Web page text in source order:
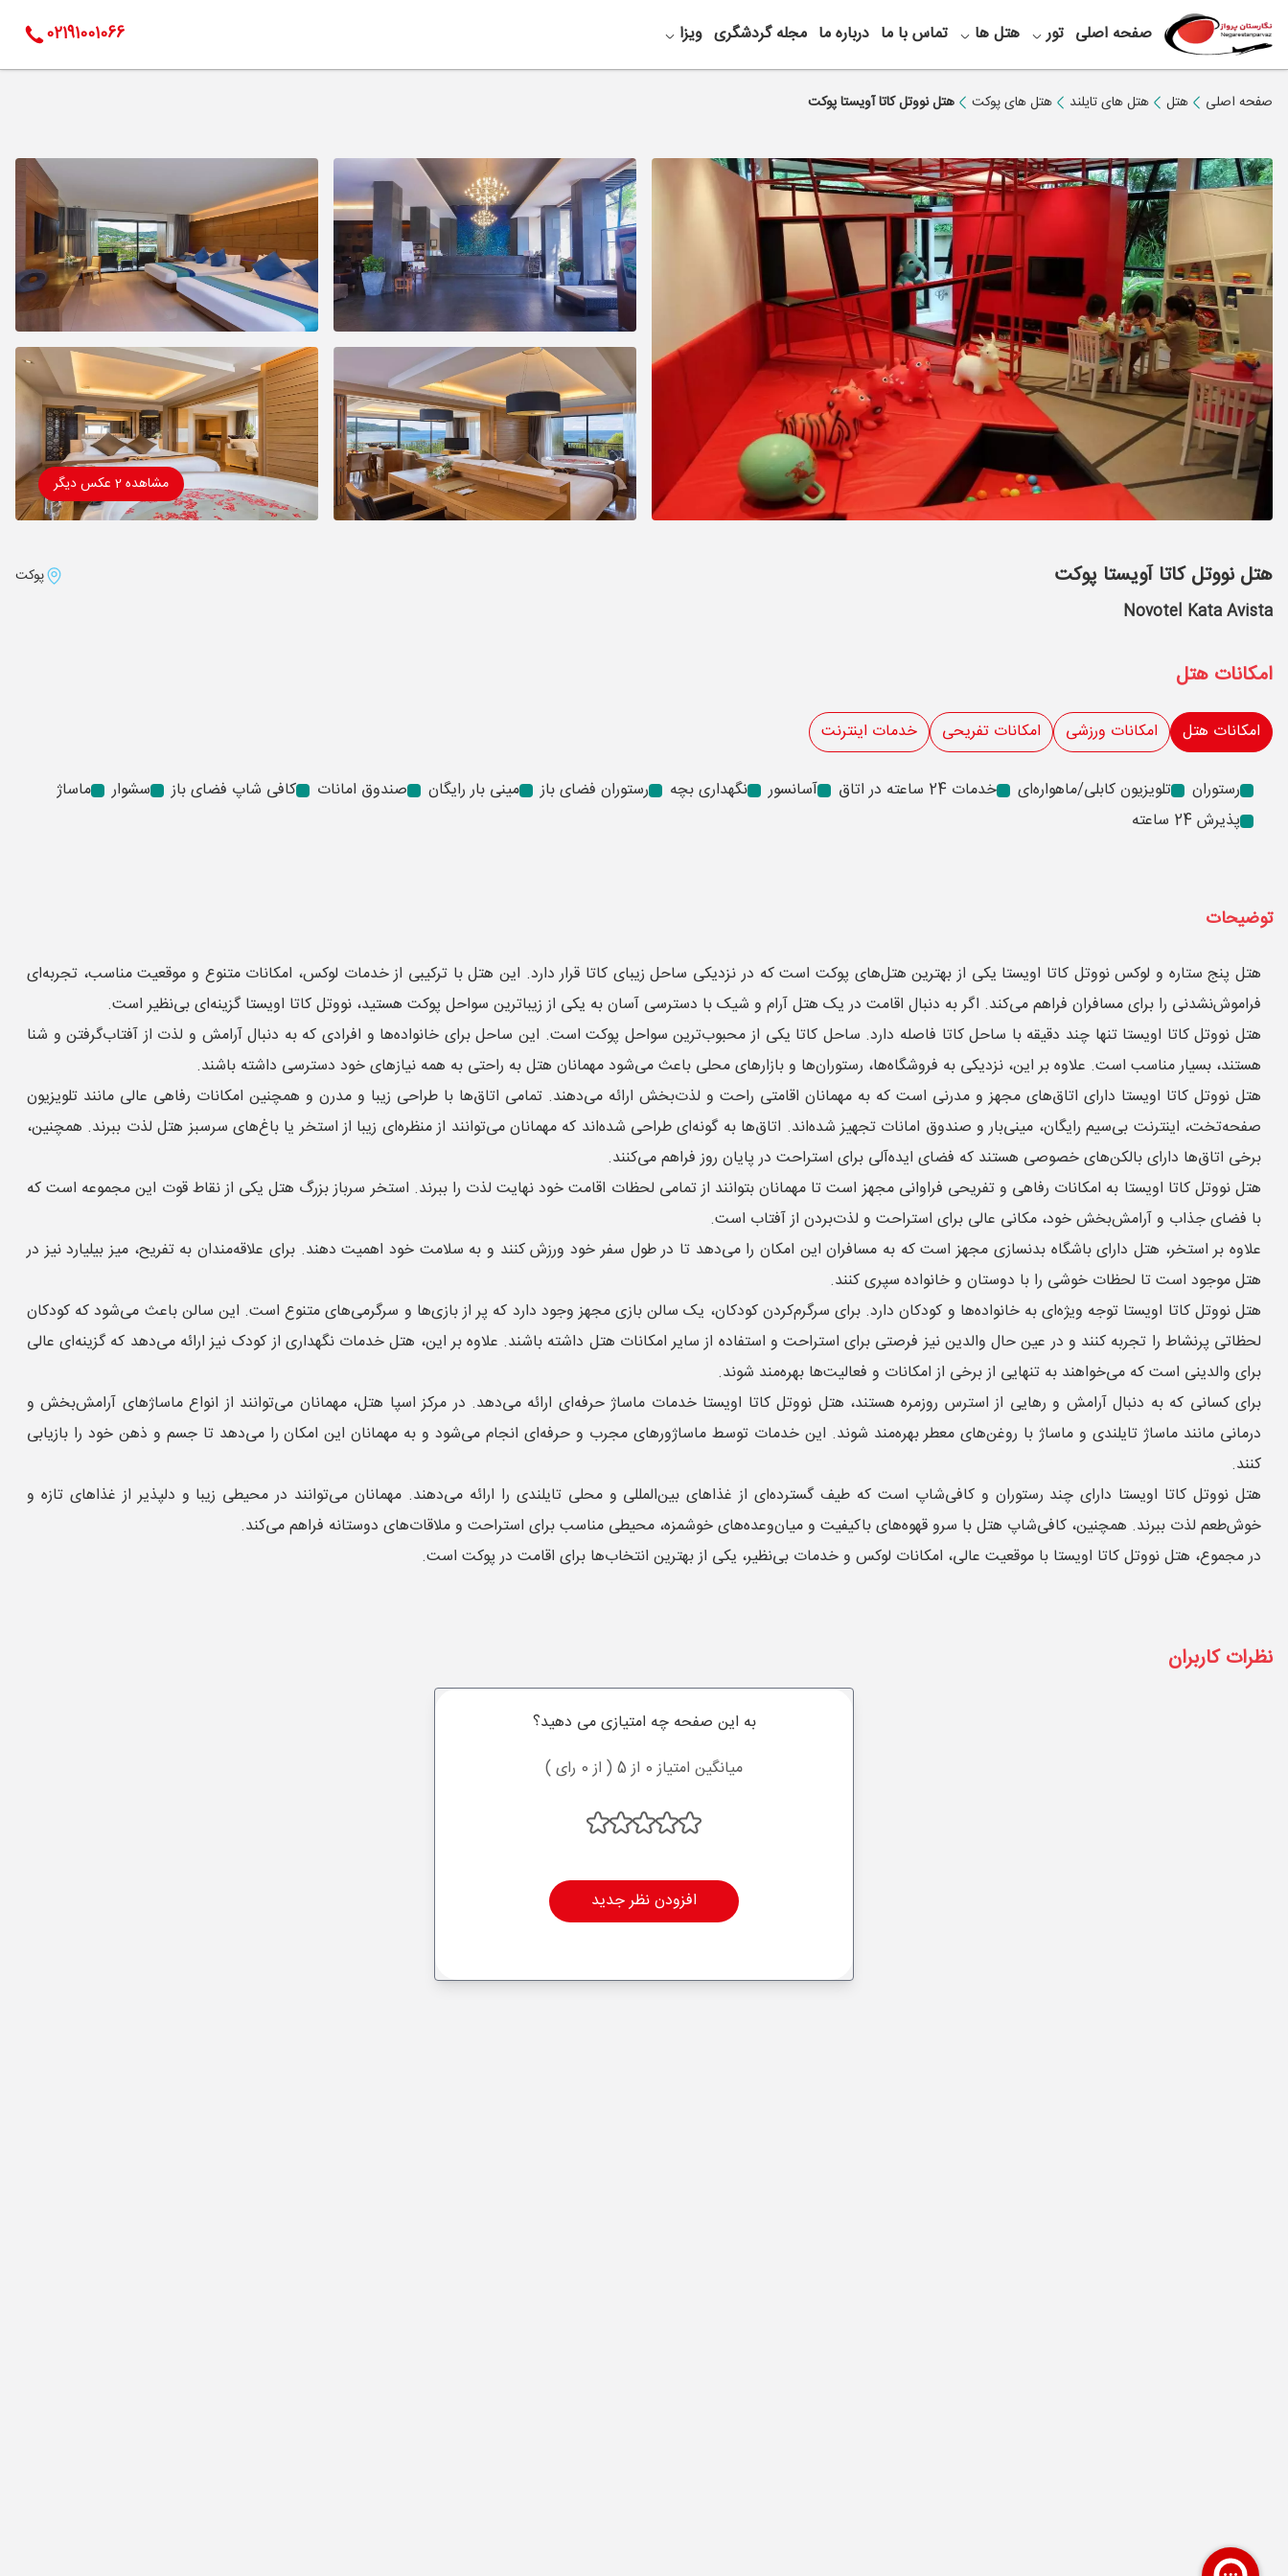
صفحه اصلی تور هتل ها تماس با ما درباره ما مجله گردشگری ویزا 02191001066
صفحه اصلی هتل هتل های تایلند هتل های پوکت هتل نووتل کاتا آویستا پوکت
مشاهده 2 عکس دیگر
هتل نووتل کاتا آویستا پوکت
Novotel Kata Avista
پوکت
امکانات هتل
امکانات هتل امکانات ورزشی امکانات تفریحی خدمات اینترنت
رستوران تلویزیون کابلی/ماهواره‌ای خدمات 24 ساعته در اتاق آسانسور نگهداری بچه رستوران فضای باز مینی بار رایگان صندوق امانات کافی شاپ فضای باز سشوار
ماساژ
پذیرش 24 ساعته
توضیحات
هتل پنج ستاره و لوکس نووتل کاتا اویستا یکی از بهترین هتل‌های پوکت است که در نزدیکی ساحل زیبای کاتا قرار دارد. این هتل با ترکیبی از خدمات لوکس، امکانات متنوع و موقعیت مناسب، تجربه‌ای
فراموش‌نشدنی را برای مسافران فراهم می‌کند. اگر به دنبال اقامت در یک هتل آرام و شیک با دسترسی آسان به یکی از زیباترین سواحل پوکت هستید، نووتل کاتا اویستا گزینه‌ای بی‌نظیر است.
هتل نووتل کاتا اویستا تنها چند دقیقه با ساحل کاتا فاصله دارد. ساحل کاتا یکی از محبوب‌ترین سواحل پوکت است. این ساحل برای خانواده‌ها و افرادی که به دنبال آرامش و لذت از آفتاب‌گرفتن و شنا
هستند، بسیار مناسب است. علاوه بر این، نزدیکی به فروشگاه‌ها، رستوران‌ها و بازارهای محلی باعث می‌شود مهمانان هتل به راحتی به همه نیازهای خود دسترسی داشته باشند.
هتل نووتل کاتا اویستا دارای اتاق‌های مجهز و مدرنی است که به مهمانان اقامتی راحت و لذت‌بخش ارائه می‌دهند. تمامی اتاق‌ها با طراحی زیبا و مدرن و همچنین امکانات رفاهی عالی مانند تلویزیون
صفحه‌تخت، اینترنت بی‌سیم رایگان، مینی‌بار و صندوق امانات تجهیز شده‌اند. اتاق‌ها به گونه‌ای طراحی شده‌اند که مهمانان می‌توانند از منظره‌ای زیبا از استخر یا باغ‌های سرسبز هتل لذت ببرند. همچنین،
برخی اتاق‌ها دارای بالکن‌های خصوصی هستند که فضای ایده‌آلی برای استراحت در پایان روز فراهم می‌کنند.
هتل نووتل کاتا اویستا به امکانات رفاهی و تفریحی فراوانی مجهز است تا مهمانان بتوانند از تمامی لحظات اقامت خود نهایت لذت را ببرند. استخر سرباز بزرگ هتل یکی از نقاط قوت این مجموعه است که
با فضای جذاب و آرامش‌بخش خود، مکانی عالی برای استراحت و لذت‌بردن از آفتاب است.
علاوه بر استخر، هتل دارای باشگاه بدنسازی مجهز است که به مسافران این امکان را می‌دهد تا در طول سفر خود ورزش کنند و به سلامت خود اهمیت دهند. برای علاقه‌مندان به تفریح، میز بیلیارد نیز در
هتل موجود است تا لحظات خوشی را با دوستان و خانواده سپری کنند.
هتل نووتل کاتا اویستا توجه ویژه‌ای به خانواده‌ها و کودکان دارد. برای سرگرم‌کردن کودکان، یک سالن بازی مجهز وجود دارد که پر از بازی‌ها و سرگرمی‌های متنوع است. این سالن باعث می‌شود که کودکان
لحظاتی پرنشاط را تجربه کنند و در عین حال والدین نیز فرصتی برای استراحت و استفاده از سایر امکانات هتل داشته باشند. علاوه بر این، هتل خدمات نگهداری از کودک نیز ارائه می‌دهد که گزینه‌ای عالی
برای والدینی است که می‌خواهند به تنهایی از برخی از امکانات و فعالیت‌ها بهره‌مند شوند.
برای کسانی که به دنبال آرامش و رهایی از استرس روزمره هستند، هتل نووتل کاتا اویستا خدمات ماساژ حرفه‌ای ارائه می‌دهد. در مرکز اسپا هتل، مهمانان می‌توانند از انواع ماساژهای آرامش‌بخش و
درمانی مانند ماساژ تایلندی و ماساژ با روغن‌های معطر بهره‌مند شوند. این خدمات توسط ماساژورهای مجرب و حرفه‌ای انجام می‌شود و به مهمانان این امکان را می‌دهد تا جسم و ذهن خود را بازیابی
کنند.
هتل نووتل کاتا اویستا دارای چند رستوران و کافی‌شاپ است که طیف گسترده‌ای از غذاهای بین‌المللی و محلی تایلندی را ارائه می‌دهند. مهمانان می‌توانند در محیطی زیبا و دلپذیر از غذاهای تازه و
خوش‌طعم لذت ببرند. همچنین، کافی‌شاپ هتل با سرو قهوه‌های باکیفیت و میان‌وعده‌های خوشمزه، محیطی مناسب برای استراحت و ملاقات‌های دوستانه فراهم می‌کند.
در مجموع، هتل نووتل کاتا اویستا با موقعیت عالی، امکانات لوکس و خدمات بی‌نظیر، یکی از بهترین انتخاب‌ها برای اقامت در پوکت است.
نظرات کاربران
به این صفحه چه امتیازی می دهید؟
میانگین امتیاز 0 از 5 ( از 0 رای )
افزودن نظر جدید